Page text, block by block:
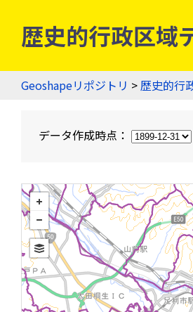
歴史的行政区域
Geoshapeリポジトリ >歴史的行
データ作成時点：